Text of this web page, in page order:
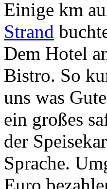
Einige km
Strand
Dem Hotel
Bistro. So
uns was
ein großes
der
Sprache.
Euro